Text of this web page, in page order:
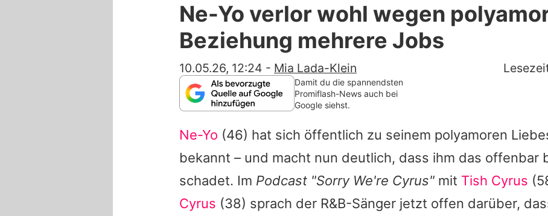
Filme & Serien
Familie & Liebe
Alle Themen auf Promiflash
App runterladen
Ne-Yo verlor wohl wegen
Beziehung mehrere Jobs
10.05.26, 12:24 - Mia Lada-Klein
Damit du die spannendsten
Promiflash-News auch bei
Google siehst.
Ne-Yo (46) hat sich öffentlich zu seinem polyamoren
bekannt – und macht nun deutlich, dass ihm das offenbar
schadet. Im Podcast "Sorry We're Cyrus" mit Tish Cyrus
Cyrus (38) sprach der R&B-Sänger jetzt offen darüber,